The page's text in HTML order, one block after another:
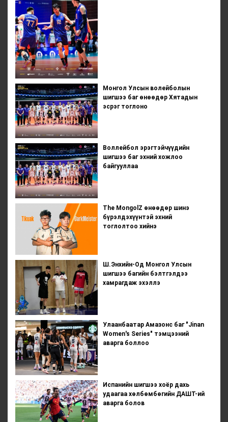
Монгол Улсын волейболын
шигшээ баг өнөөдөр Хятадын
эсрэг тоглоно
Воллейбол эрэгтэйчүүдийн
шигшээ баг эхний хожлоо
байгууллаа
The MongolZ өнөөдөр шинэ
бүрэлдэхүүнтэй эхний
тоглолтоо хийнэ
Ш.Энхийн-Од Монгол Улсын
шигшээ багийн бэлтгэлдээ
хамрагдаж эхэллэ
Улаанбаатар Амазонс баг "Jinan
Women's Series" тэмцээний
аварга боллоо
Испанийн шигшээ хоёр дахь
удаагаа хөлбөмбөгийн ДАШТ-ий
аварга болов